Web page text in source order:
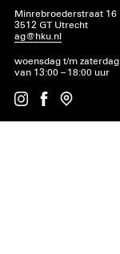
Minrebroederstraat 16
3512 GT Utrecht
ag@hku.nl
woensdag t/m zaterdag
van 13:00 – 18:00 uur